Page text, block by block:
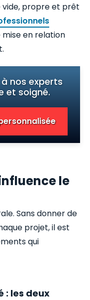
vide, propre et prêt
en relation
nos experts
et soigné.
le
Sans donner de
projet, il est
qui
: les deux